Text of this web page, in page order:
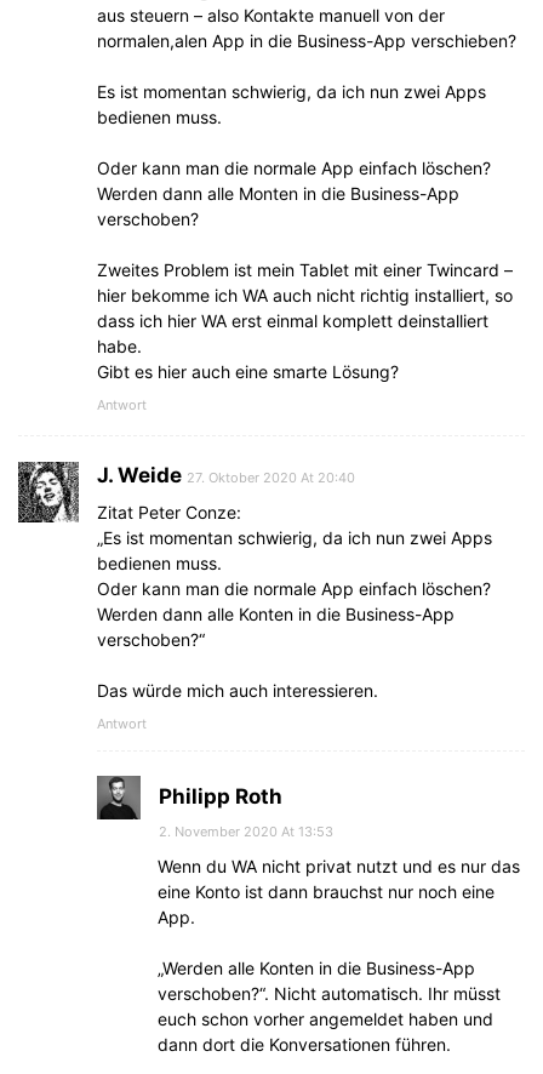
aus steuern – also Kontakte manuell von der
normalen,alen App in die Business-App verschieben?
Es ist momentan schwierig, da ich nun zwei Apps
bedienen muss.
Oder kann man die normale App einfach löschen?
Werden dann alle Monten in die Business-App
verschoben?
Zweites Problem ist mein Tablet mit einer Twincard –
hier bekomme ich WA auch nicht richtig installiert, so
dass ich hier WA erst einmal komplett deinstalliert
habe.
Gibt es hier auch eine smarte Lösung?
Antwort
J. Weide 27. Oktober 2020 At 20:40
Zitat Peter Conze:
„Es ist momentan schwierig, da ich nun zwei Apps
bedienen muss.
Oder kann man die normale App einfach löschen?
Werden dann alle Konten in die Business-App
verschoben?“
Das würde mich auch interessieren.
Antwort
Philipp Roth
2. November 2020 At 13:53
Wenn du WA nicht privat nutzt und es nur das
eine Konto ist dann brauchst nur noch eine
App.
„Werden alle Konten in die Business-App
verschoben?“. Nicht automatisch. Ihr müsst
euch schon vorher angemeldet haben und
dann dort die Konversationen führen.